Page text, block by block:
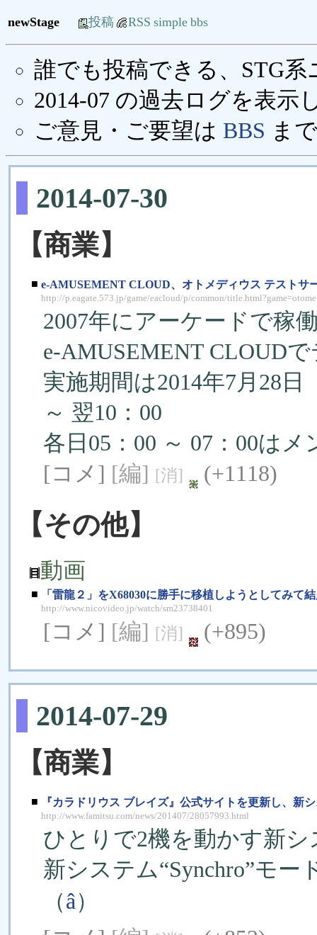
newStage 投稿 RSS simple bbs
誰でも投稿できる、STG
2014-07 の過去ログを表示
ご意見・ご要望は BBS ま
2014-07-30
【商業】
■ e-AMUSEMENT CLOUD、オトメディウス テストサ
http://p.eagate.573.jp/game/eacloud/p/common/title.html?game=otome
2007年にアーケードで稼
e-AMUSEMENT CLOUD
実施期間は2014年7月28日
～ 翌10：00
各日05：00 ～ 07：00は
[コメ] [編] [消] (+1118)
【その他】
動画
■ 「雷龍２」をX68030に勝手に移植しようとしてみて
http://www.nicovideo.jp/watch/sm23738401
[コメ] [編] [消] (+895)
2014-07-29
【商業】
■ 『カラドリウス ブレイズ』公式サイトを更新し、新
http://www.famitsu.com/news/201407/28057993.html
ひとりで2機を動かす新シ
新システム“Synchro”モ
（â）